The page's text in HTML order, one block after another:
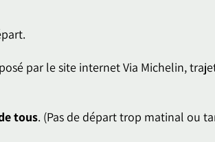
par le site internet Via Michelin,
tous. (Pas de départ trop matinal ou